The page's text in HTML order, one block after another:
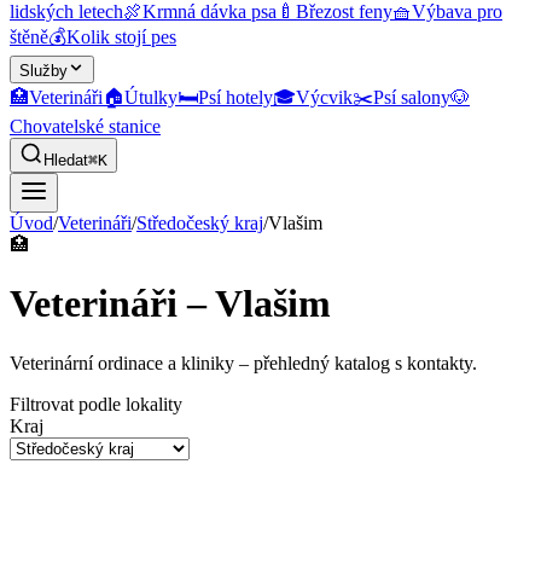
lidských letech🍖Krmná dávka psa 🍼 Březost feny🧺Výbava pro
štěně💰Kolik stojí pes
Služby
🏥Veterináři🏠Útulky🛏️Psí hotely🎓Výcvik✂️Psí salony🐶
Chovatelské stanice
Hledat⌘K
Úvod/Veterináři/Středočeský kraj/Vlašim
🏥
Veterináři – Vlašim
Veterinární ordinace a kliniky – přehledný katalog s kontakty.
Filtrovat podle lokality
Kraj